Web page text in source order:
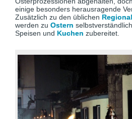
einige besonders herausragende
Zusätzlich zu den üblichen
werden zu Ostern
Speisen und Kuchen zubereitet.